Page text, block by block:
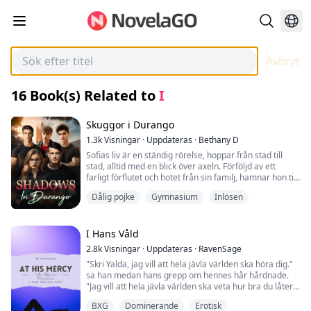
Avbryt
16 Book(s) Related toI
Skuggor i Durango
1.3kVisningar · Uppdateras · Bethany D
Sofias liv är en ständig rörelse, hoppar från stad till
stad, alltid med en blick över axeln. Förföljd av ett
farligt förflutet och hotet från sin familj, hamnar hon till
tom lägenhet och en brinnande vilja att överleva,
möjligt.
Men Durango har sina egna utmaningar. Den första är
Vincent Walker: skolans förtrollande bad boy som retar
henne obarmhärtigt men samtidigt skickar blandade
signaler med sina oväntade ögonblick av beskydd och
flirt. Rykten cirkulerar om hans familjs djupa band till
Dålig pojke Gymnasium Inlösen
I Hans Våld
2.8kVisningar · Uppdateras · RavenSage
"Skri Yalda, jag vill att hela jävla världen ska höra dig."
sa han medan hans grepp om hennes hår hårdnade.
"Jag vill att hela jävla världen ska veta hur bra du låter
BXG Dominerande Erotisk